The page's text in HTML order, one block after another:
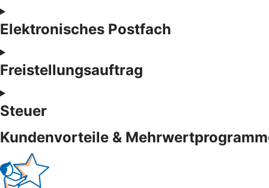
Elektronisches Postfach
Freistellungsauftrag
Steuer
Kundenvorteile &